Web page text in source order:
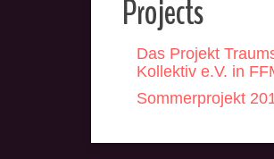
Projects
Das Projekt
Kollektiv e.V. in
Sommerprojekt